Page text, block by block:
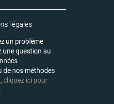
légales
un problème
une question au
de nos méthodes
cliquez ici pour
.